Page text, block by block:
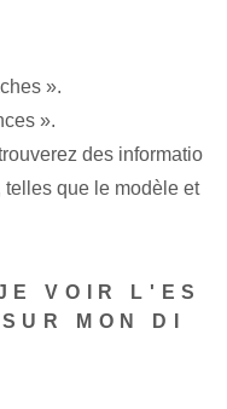
».
».
des informatio
telles que le modèle et
VOIR L'ES
MON DI